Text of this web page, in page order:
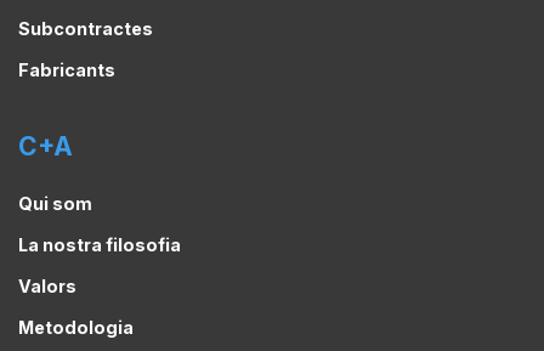
Subcontractes
Fabricants
C+A
Qui som
La nostra filosofia
Valors
Metodologia